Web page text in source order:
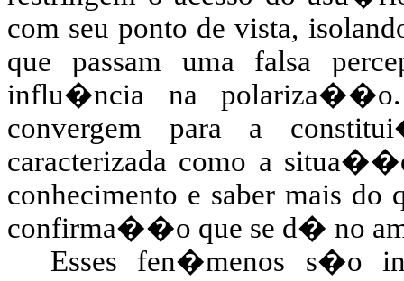
com seu ponto de vista,
que passam uma falsa
influ�ncia na polariza��o.
convergem para a
caracterizada como a
conhecimento e saber mais
confirma��o que se d� no
Esses fen�menos s�o